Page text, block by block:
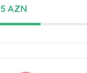
AZN